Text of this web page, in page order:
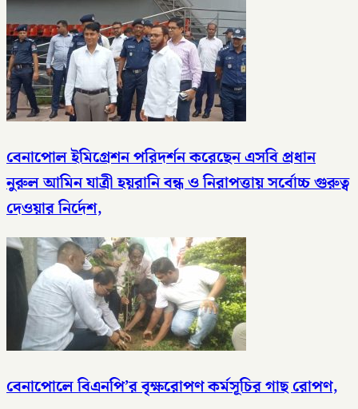
বেনাপোল ইমিগ্রেশন পরিদর্শন করেছেন এসবি প্রধান
নুরুল আমিন যাত্রী হয়রানি বন্ধ ও নিরাপত্তায় সর্বোচ্চ গুরুত্ব
দেওয়ার নির্দেশ,
বেনাপোলে বিএনপি’র বৃক্ষরোপণ কর্মসূচির গাছ রোপণ,